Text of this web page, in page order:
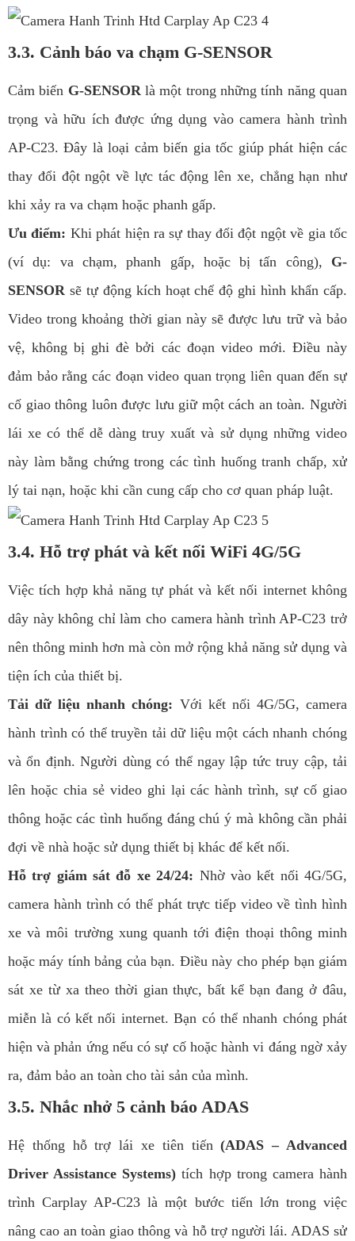
3.3. Cảnh báo va chạm G-SENSOR
Cảm biến G-SENSOR là một trong những tính năng quan
trọng và hữu ích được ứng dụng vào camera hành trình
AP-C23. Đây là loại cảm biến gia tốc giúp phát hiện các
thay đổi đột ngột về lực tác động lên xe, chẳng hạn như
khi xảy ra va chạm hoặc phanh gấp.
Ưu điểm: Khi phát hiện ra sự thay đổi đột ngột về gia tốc
(ví dụ: va chạm, phanh gấp, hoặc bị tấn công), G-
SENSOR sẽ tự động kích hoạt chế độ ghi hình khẩn cấp.
Video trong khoảng thời gian này sẽ được lưu trữ và bảo
vệ, không bị ghi đè bởi các đoạn video mới. Điều này
đảm bảo rằng các đoạn video quan trọng liên quan đến sự
cố giao thông luôn được lưu giữ một cách an toàn. Người
lái xe có thể dễ dàng truy xuất và sử dụng những video
này làm bằng chứng trong các tình huống tranh chấp, xử
lý tai nạn, hoặc khi cần cung cấp cho cơ quan pháp luật.
3.4. Hỗ trợ phát và kết nối WiFi 4G/5G
Việc tích hợp khả năng tự phát và kết nối internet không
dây này không chỉ làm cho camera hành trình AP-C23 trở
nên thông minh hơn mà còn mở rộng khả năng sử dụng và
tiện ích của thiết bị.
Tải dữ liệu nhanh chóng: Với kết nối 4G/5G, camera
hành trình có thể truyền tải dữ liệu một cách nhanh chóng
và ổn định. Người dùng có thể ngay lập tức truy cập, tải
lên hoặc chia sẻ video ghi lại các hành trình, sự cố giao
thông hoặc các tình huống đáng chú ý mà không cần phải
đợi về nhà hoặc sử dụng thiết bị khác để kết nối.
Hỗ trợ giám sát đỗ xe 24/24: Nhờ vào kết nối 4G/5G,
camera hành trình có thể phát trực tiếp video về tình hình
xe và môi trường xung quanh tới điện thoại thông minh
hoặc máy tính bảng của bạn. Điều này cho phép bạn giám
sát xe từ xa theo thời gian thực, bất kể bạn đang ở đâu,
miễn là có kết nối internet. Bạn có thể nhanh chóng phát
hiện và phản ứng nếu có sự cố hoặc hành vi đáng ngờ xảy
ra, đảm bảo an toàn cho tài sản của mình.
3.5. Nhắc nhở 5 cảnh báo ADAS
Hệ thống hỗ trợ lái xe tiên tiến(ADAS – Advanced
Driver Assistance Systems) tích hợp trong camera hành
trình Carplay AP-C23 là một bước tiến lớn trong việc
nâng cao an toàn giao thông và hỗ trợ người lái. ADAS sử